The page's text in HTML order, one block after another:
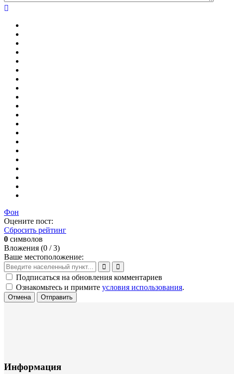
Фон
Оцените пост:
Сбросить рейтинг
0 символов
Вложения (0 / 3)
Ваше местоположение:
Подписаться на обновления комментариев
Ознакомьтесь и примите условия использования.
Отмена Отправить
Информация